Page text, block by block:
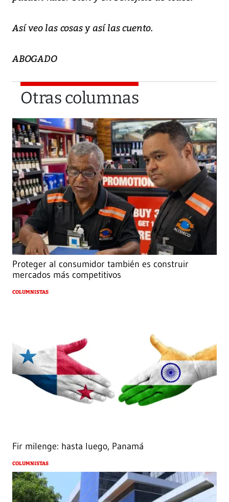
Así veo las cosas y así las cuento.
ABOGADO
Otras columnas
Proteger al consumidor también es construir
mercados más competitivos
COLUMNISTAS
Fir milenge: hasta luego, Panamá
COLUMNISTAS